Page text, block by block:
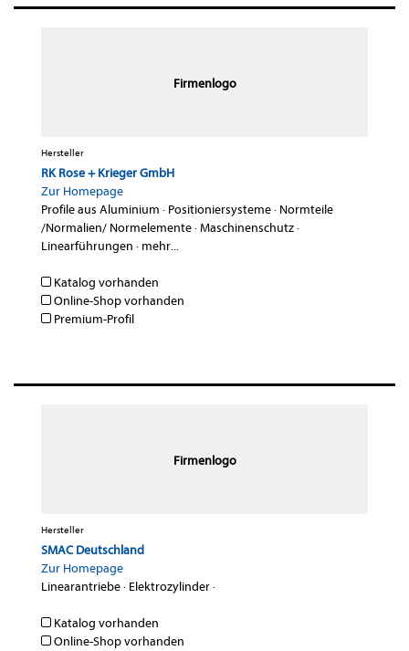
Firmenlogo
Hersteller
RK Rose + Krieger GmbH
Zur Homepage
Profile aus Aluminium · Positioniersysteme· Normteile
/Normalien/ Normelemente·Maschinenschutz·
Linearführungen · mehr...
Katalog vorhanden
Online-Shop vorhanden
Premium-Profil
Firmenlogo
Hersteller
SMAC Deutschland
Zur Homepage
Linearantriebe· Elektrozylinder·
Katalog vorhanden
Online-Shop vorhanden